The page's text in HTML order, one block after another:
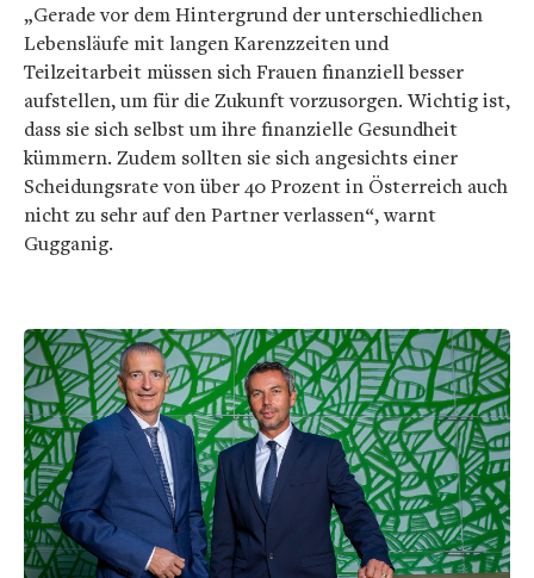
„Gerade vor dem Hintergrund der unterschiedlichen
Lebensläufe mit langen Karenzzeiten und
Teilzeitarbeit müssen sich Frauen finanziell besser
aufstellen, um für die Zukunft vorzusorgen. Wichtig ist,
dass sie sich selbst um ihre finanzielle Gesundheit
kümmern. Zudem sollten sie sich angesichts einer
Scheidungsrate von über 40 Prozent in Österreich auch
nicht zu sehr auf den Partner verlassen“, warnt
Gugganig.